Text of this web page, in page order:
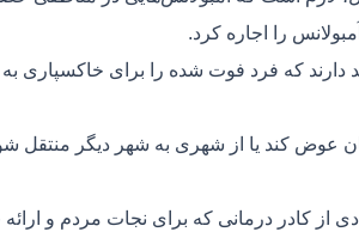
را اجاره کرد.
که فرد فوت شده را برای خاکسپاری
عوض کند یا از شهری به شهر دیگر منتقل
از کادر درمانی که برای نجات مردم و